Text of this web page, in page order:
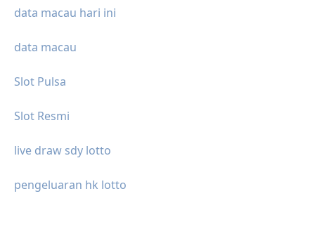
data macau hari ini
data macau
Slot Pulsa
Slot Resmi
live draw sdy lotto
pengeluaran hk lotto